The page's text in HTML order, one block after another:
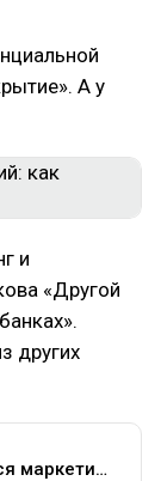
А у
и
«Другой
других
"Другой маркетинг. Как меняется маркетинг в банках." – купить книгу ISBN 978-5-00150-843-4 с быстрой доставкой в интернет-магазине OZON